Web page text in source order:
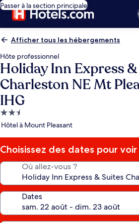
Passer à la section principale
Afficher tous les hébergements
Hôte professionnel
Holiday Inn Express
Charleston NE Mt
IHG
Hébergement
2.5 étoiles
Hôtel à Mount Pleasant
Choisissez des dates pour
Où allez-vous ?
Dates